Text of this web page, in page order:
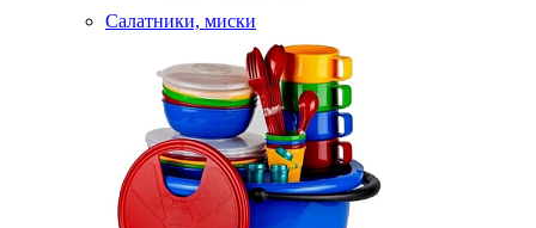
Салатники, миски